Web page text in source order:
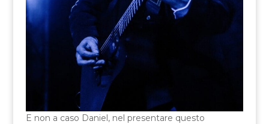
E non a caso Daniel, nel presentare questo